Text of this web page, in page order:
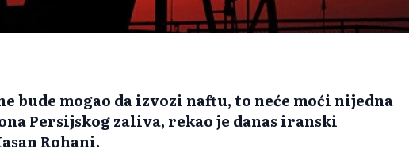
bude mogao da izvozi naftu, to neće moći nijedna
Persijskog zaliva, rekao je danas iranski
Rohani.